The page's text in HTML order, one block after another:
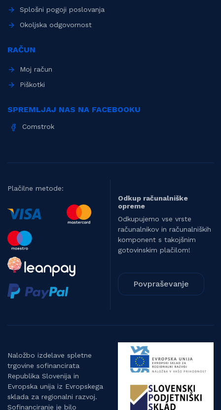
Splošni pogoji poslovanja
Okoljska odgovornost
RAČUN
Moj račun
Piškotki
SPREMLJAJ NAS NA FACEBOOKU
Comstrok
Plačilne metode:
Odkup računalniške
opreme
Odkupujemo vse vrste
računalnikov in računalniških
komponent s takojšnim
gotovinskim plačilom!
Povpraševanje
Naložbo izdelave spletne
trgovine sofinancirata
Republika Slovenija in
Evropska unija iz Evropskega
sklada za regionalni razvoj.
Sofinanciranje je bilo